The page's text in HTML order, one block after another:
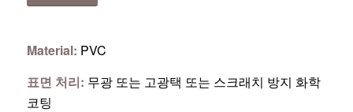
Material: PVC
표면 처리: 무광 또는 고광택 또는 스크래치 방지 화학
코팅